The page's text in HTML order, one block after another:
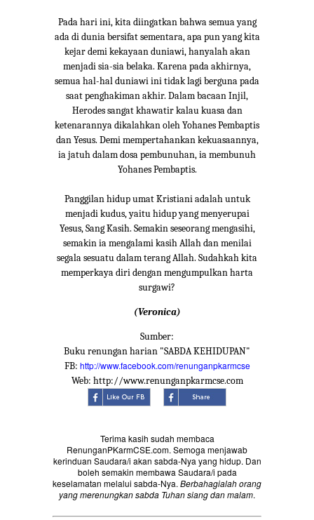
Pada hari ini, kita diingatkan bahwa semua yang
ada di dunia bersifat sementara, apa pun yang kita
kejar demi kekayaan duniawi, hanyalah akan
menjadi sia-sia belaka. Karena pada akhirnya,
semua hal-hal duniawi ini tidak lagi berguna pada
saat penghakiman akhir. Dalam bacaan Injil,
Herodes sangat khawatir kalau kuasa dan
ketenarannya dikalahkan oleh Yohanes Pembaptis
dan Yesus. Demi mempertahankan kekuasaannya,
ia jatuh dalam dosa pembunuhan, ia membunuh
Yohanes Pembaptis.
Panggilan hidup umat Kristiani adalah untuk
menjadi kudus, yaitu hidup yang menyerupai
Yesus, Sang Kasih. Semakin seseorang mengasihi,
semakin ia mengalami kasih Allah dan menilai
segala sesuatu dalam terang Allah. Sudahkah kita
memperkaya diri dengan mengumpulkan harta
surgawi?
(Veronica)
Sumber:
Buku renungan harian "SABDA KEHIDUPAN"
FB: http://www.facebook.com/renunganpkarmcse
Web: http://www.renunganpkarmcse.com
Terima kasih sudah membaca
RenunganPKarmCSE.com. Semoga menjawab
kerinduan Saudara/i akan sabda-Nya yang hidup. Dan
boleh semakin membawa Saudara/i pada
keselamatan melalui sabda-Nya. Berbahagialah orang
yang merenungkan sabda Tuhan siang dan malam.